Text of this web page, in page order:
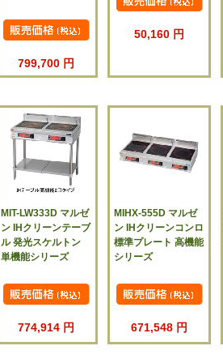
799,700 円
50,160 円
MIT-LW333D マルゼ
ン IHクリーンテーブ
ル 発光スケルトン
単機能シリーズ
774,914 円
MIHX-555D マルゼ
ン IHクリーンコンロ
標準プレート 高機能
シリーズ
671,548 円